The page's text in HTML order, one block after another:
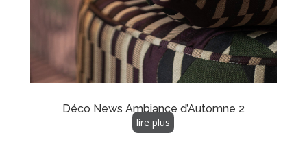
Déco News Ambiance d’Automne 2
lire plus